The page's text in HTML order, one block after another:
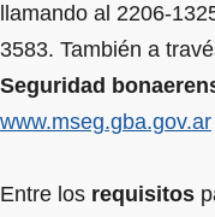
llamando al 2206-
3583. También a
Seguridad
www.mseg.gba.gov.ar
Entre los requisitos